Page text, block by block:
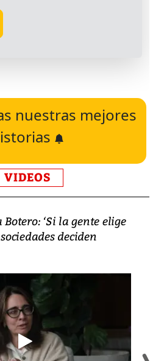
nuestras mejores
VIDEOS
‘Si la gente elige
deciden